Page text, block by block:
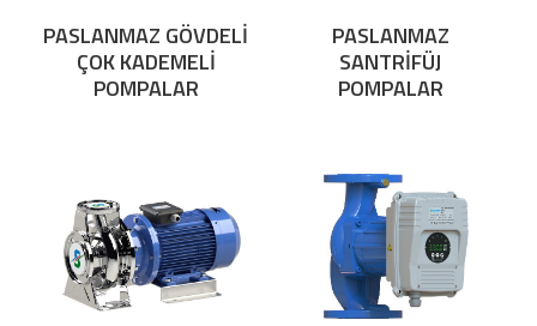
PASLANMAZ GÖVDELİ
ÇOK KADEMELİ
POMPALAR
PASLANMAZ
SANTRİFÜJ
POMPALAR